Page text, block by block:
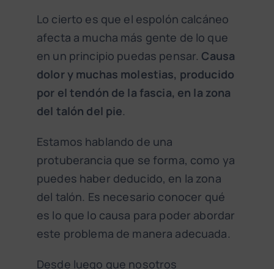
Lo cierto es que el espolón calcáneo
afecta a mucha más gente de lo que
en un principio puedas pensar. Causa
dolor y muchas molestias, producido
por el tendón de la fascia, en la zona
del talón del pie.
Estamos hablando de una
protuberancia que se forma, como ya
puedes haber deducido, en la zona
del talón. Es necesario conocer qué
es lo que lo causa para poder abordar
este problema de manera adecuada.
Desde luego que nosotros